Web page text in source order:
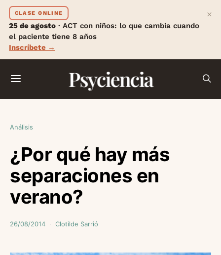
CLASE ONLINE
25 de agosto · ACT con niños: lo que cambia cuando
el paciente tiene 8 años
Inscríbete →
×
Psyciencia
Análisis
¿Por qué hay más
separaciones en
verano?
26/08/2014 Clotilde Sarrió